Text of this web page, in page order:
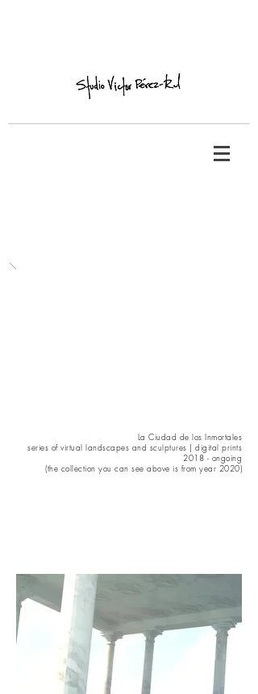
La Ciudad de los Inmortales
series of virtual landscapes and sculptures | digital prints
2018 - ongoing
(the collection you can see above is from year 2020)